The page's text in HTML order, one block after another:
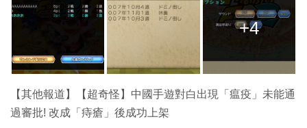
+4
【其他報道】【超奇怪】中國手遊對白出現「瘟疫」未能通
過審批! 改成「痔瘡」後成功上架